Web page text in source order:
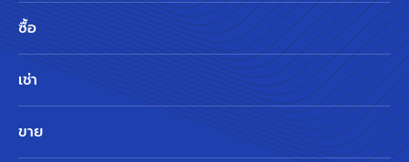
ซื้อ
เช่า
ขาย